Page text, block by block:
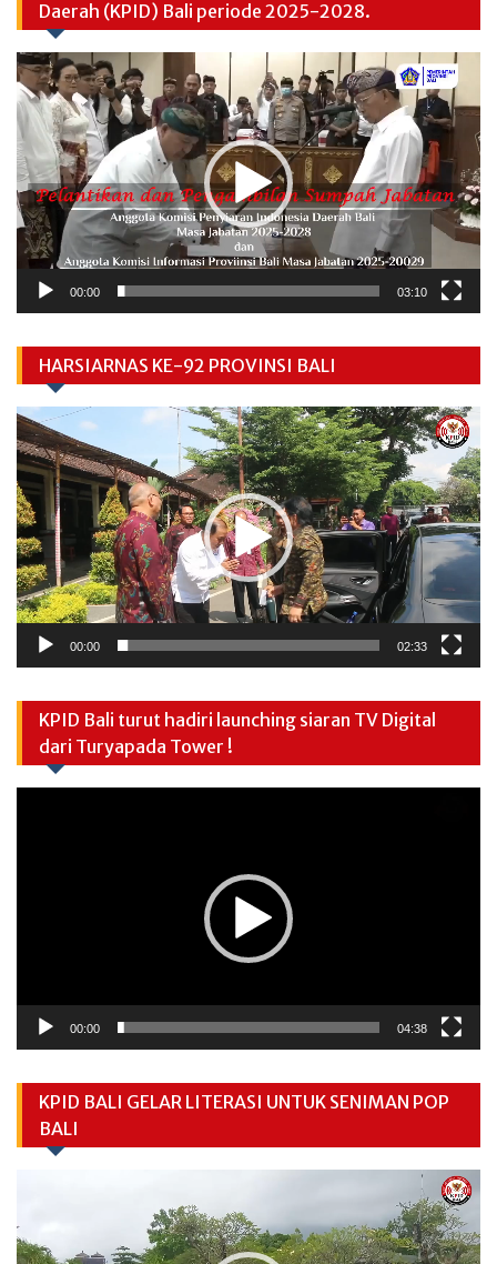
Daerah (KPID) Bali periode 2025-2028.
Video
Player
00:00 03:10
HARSIARNAS KE-92 PROVINSI BALI
Video
Player
00:00 02:33
KPID Bali turut hadiri launching siaran TV Digital
dari Turyapada Tower !
00:00 04:38
KPID BALI GELAR LITERASI UNTUK SENIMAN POP
BALI